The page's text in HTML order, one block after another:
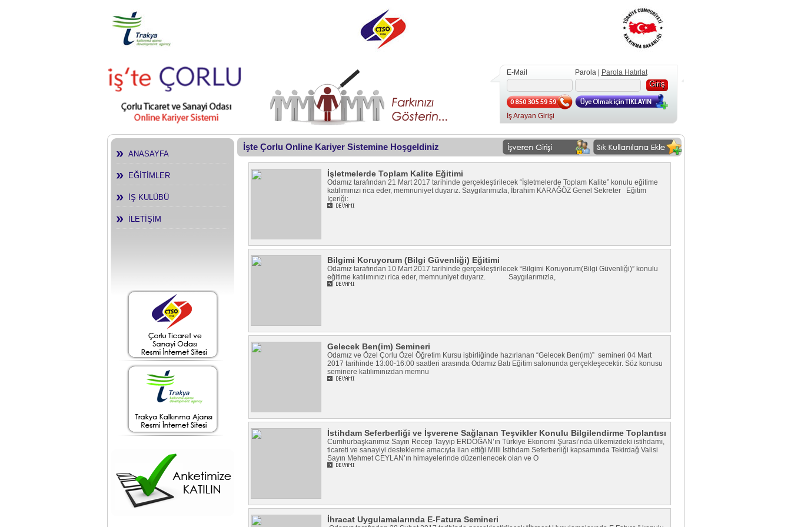
E-Mail Parola | Parola Hatırlat
İş Arayan Girişi
ANASAYFA
EĞİTİMLER
İŞ KULÜBÜ
İLETİŞİM
İşte Çorlu Online Kariyer Sistemine Hoşgeldiniz
İşletmelerde Toplam Kalite Eğitimi
Odamız tarafından 21 Mart 2017 tarihinde gerçekleştirilecek “İşletmelerde Toplam Kalite” konulu eğitime
katılımınızı rica eder, memnuniyet duyarız. Saygılarımızla, İbrahim KARAĞÖZ Genel Sekreter Eğitim
İçeriği:
Bilgimi Koruyorum (Bilgi Güvenliği) Eğitimi
Odamız tarafından 10 Mart 2017 tarihinde gerçekleştirilecek “Bilgimi Koruyorum(Bilgi Güvenliği)” konulu
eğitime katılımınızı rica eder, memnuniyet duyarız. Saygılarımızla,
Gelecek Ben(im) Semineri
Odamız ve Özel Çorlu Özel Öğretim Kursu işbirliğinde hazırlanan “Gelecek Ben(im)” semineri 04 Mart
2017 tarihinde 13:00-16:00 saatleri arasında Odamız Batı Eğitim salonunda gerçekleşecektir. Söz konusu
seminere katılımınızdan memnu
İstihdam Seferberliği ve İşverene Sağlanan Teşvikler Konulu Bilgilendirme Toplantısı
Cumhurbaşkanımız Sayın Recep Tayyip ERDOĞAN’ın Türkiye Ekonomi Şurası’nda ülkemizdeki istihdamı,
ticareti ve sanayiyi destekleme amacıyla ilan ettiği Milli İstihdam Seferberliği kapsamında Tekirdağ Valisi
Sayın Mehmet CEYLAN’ın himayelerinde düzenlenecek olan ve O
İhracat Uygulamalarında E-Fatura Semineri